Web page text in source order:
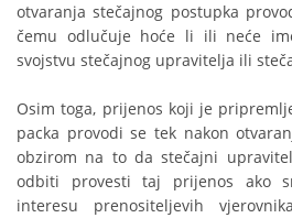
otvaranja stečajnog postupka
čemu odlučuje hoće li ili neće
svojstvu stečajnog upravitelja ili
Osim toga, prijenos koji je
packa provodi se tek nakon
obzirom na to da stečajni
odbiti provesti taj prijenos ako
interesu prenositeljevih